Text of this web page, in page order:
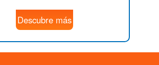
Descubre más